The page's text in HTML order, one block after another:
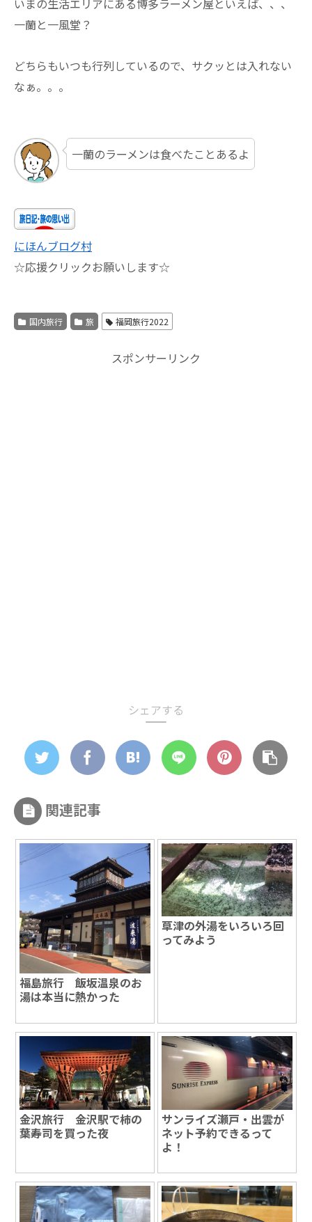
いまの生活エリアにある博多ラーメン屋といえば、、、
一蘭と一風堂？
どちらもいつも行列しているので、サクッとは入れない
なぁ。。。
一蘭のラーメンは食べたことあるよ
にほんブログ村
☆応援クリックお願いします☆
国内旅行 旅 福岡旅行2022
スポンサーリンク
シェアする
関連記事
福島旅行 飯坂温泉のお
湯は本当に熱かった
草津の外湯をいろいろ回
ってみよう
金沢旅行 金沢駅で柿の
葉寿司を買った夜
サンライズ瀬戸・出雲が
ネット予約できるって
よ！